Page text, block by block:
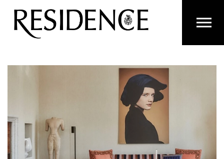
Overslaan en ga direct naar de inhoud